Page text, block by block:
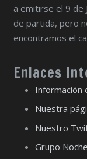
a emitirse el 9 de
de partida, pero
encontramos el
Enlaces
Información
Nuestra
Nuestro
Grupo